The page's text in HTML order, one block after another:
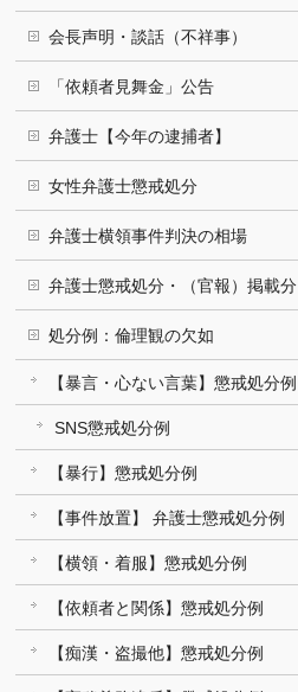
会長声明・談話（不祥事）
「依頼者見舞金」公告
弁護士【今年の逮捕者】
女性弁護士懲戒処分
弁護士横領事件判決の相場
弁護士懲戒処分・（官報）掲載分
処分例：倫理観の欠如
【暴言・心ない言葉】懲戒処分例
SNS懲戒処分例
【暴行】懲戒処分例
【事件放置】 弁護士懲戒処分例
【横領・着服】懲戒処分例
【依頼者と関係】懲戒処分例
【痴漢・盗撮他】懲戒処分例